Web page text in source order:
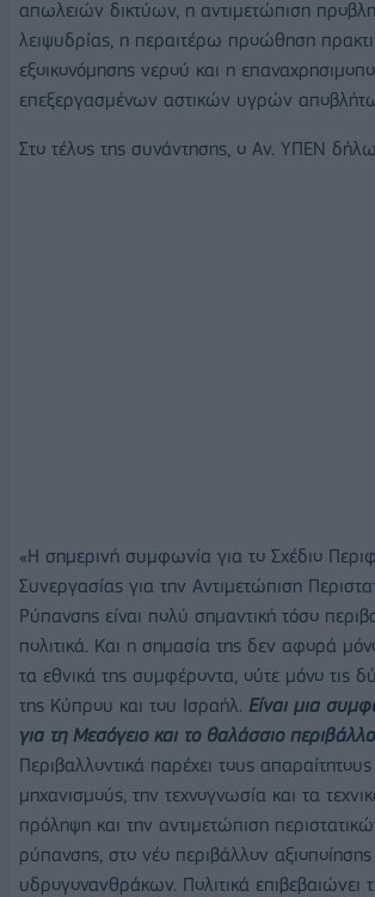
απωλειών δικτύων, η αντιμετώπιση
λειψυδρίας, η περαιτέρω προώθηση
εξοικονόμησης νερού και η
επεξεργασμένων αστικών υγρών
Στο τέλος της συνάντησης, ο Αν. ΥΠΕΝ
«Η σημερινή συμφωνία για το Σχέδιο
Συνεργασίας για την Αντιμετώπιση
Ρύπανσης είναι πολύ σημαντική τόσο
πολιτικά. Και η σημασία της δεν αφορά
τα εθνικά της συμφέροντα, ούτε μόνο τις
της Κύπρου και του Ισραήλ. Είναι μια
για τη Μεσόγειο και το θαλάσσιο
Περιβαλλοντικά παρέχει τους απαραίτητους
μηχανισμούς, την τεχνογνωσία και τα
πρόληψη και την αντιμετώπιση
ρύπανσης, στο νέο περιβάλλον
υδρογονανθράκων. Πολιτικά επιβεβαιώνει